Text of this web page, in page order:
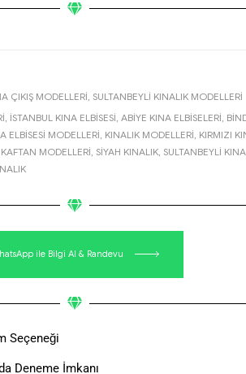
ÇIKIŞ MODELLERI SULTANBEYLI KINALIK MODELLERI
İSTANBUL KINA ELBISESI ABIYE KINA ELBISELERI
ELBISESI MODELLERI KINALIK MODELLERI KIRMIZI
KAFTAN MODELLERI SIYAH KINALIK SULTANBEYLI
ile Bilgi Al & Randevu
Seçeneği
Deneme İmkanı